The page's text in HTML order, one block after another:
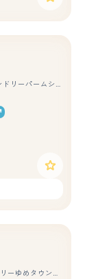
っと見る
ひごペットフレンドリーパームシティ和歌山店
ひごペットフレンドリーゆめタウン徳島店